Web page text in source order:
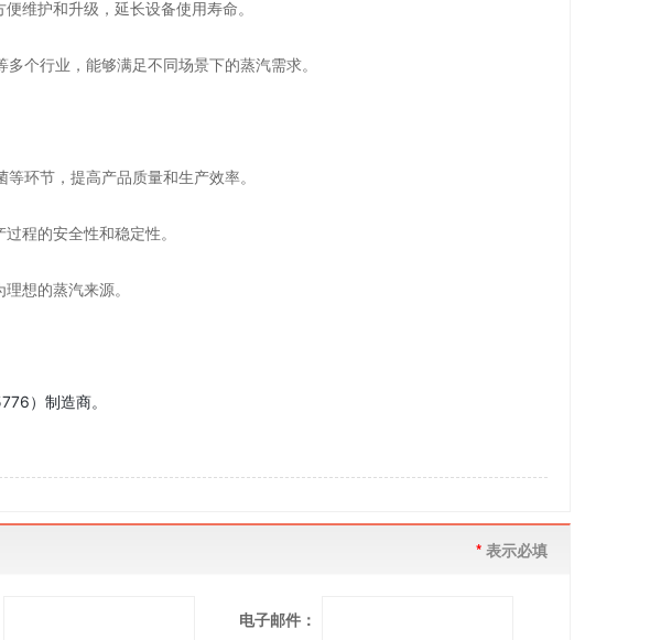
维护和升级，延长设备使用寿命。
个行业，能够满足不同场景下的蒸汽需求。
环节，提高产品质量和生产效率。
程的安全性和稳定性。
想的蒸汽来源。
）制造商。
* 表示必填
电子邮件：